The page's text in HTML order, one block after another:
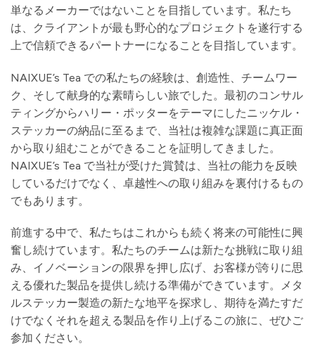
単なるメーカーではないことを目指しています。私たち
は、クライアントが最も野心的なプロジェクトを遂行する
上で信頼できるパートナーになることを目指しています。
NAIXUE’s Tea での私たちの経験は、創造性、チームワー
ク、そして献身的な素晴らしい旅でした。最初のコンサル
ティングからハリー・ポッターをテーマにしたニッケル・
ステッカーの納品に至るまで、当社は複雑な課題に真正面
から取り組むことができることを証明してきました。
NAIXUE’s Tea で当社が受けた賞賛は、当社の能力を反映
しているだけでなく、卓越性への取り組みを裏付けるもの
でもあります。
前進する中で、私たちはこれからも続く将来の可能性に興
奮し続けています。私たちのチームは新たな挑戦に取り組
み、イノベーションの限界を押し広げ、お客様が誇りに思
える優れた製品を提供し続ける準備ができています。メタ
ルステッカー製造の新たな地平を探求し、期待を満たすだ
けでなくそれを超える製品を作り上げるこの旅に、ぜひご
参加ください。